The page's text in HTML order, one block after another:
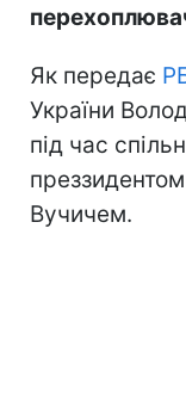
Як передає
України
під час
Вучичем.